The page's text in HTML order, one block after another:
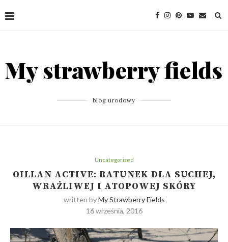
blog urodowy
Uncategorized
OILLAN ACTIVE: RATUNEK DLA SUCHEJ,
WRAŻLIWEJ I ATOPOWEJ SKÓRY
written byMy Strawberry Fields
16 września, 2016